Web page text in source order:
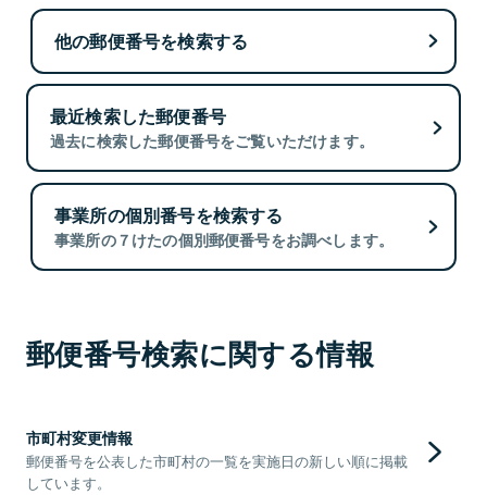
他の郵便番号を検索する
最近検索した郵便番号
過去に検索した郵便番号をご覧いただけます。
事業所の個別番号を検索する
事業所の７けたの個別郵便番号をお調べします。
郵便番号検索に関する情報
市町村変更情報
郵便番号を公表した市町村の一覧を実施日の新しい順に掲載
しています。